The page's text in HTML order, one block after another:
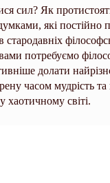
сил? Як
які постійно
стародавніх
потребуємо
долати
часом мудрість
світі.